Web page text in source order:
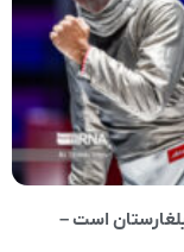
است –